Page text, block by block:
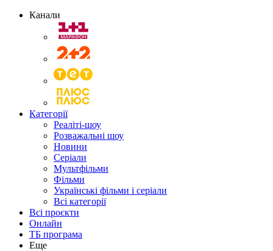
Канали
Категорії
Реаліті-шоу
Розважальні шоу
Новини
Серіали
Мультфільми
Фільми
Українські фільми і серіали
Всі категорії
Всі проєкти
Онлайн
ТБ програма
Еще